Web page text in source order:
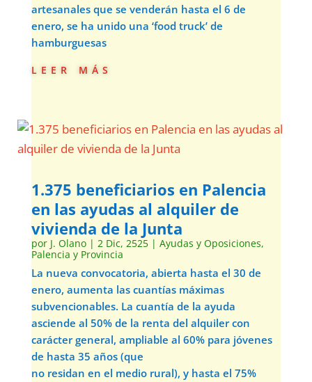
artesanales que se venderán hasta el 6 de
enero, se ha unido una ‘food truck’ de
hamburguesas
leer más
1.375 beneficiarios en Palencia
en las ayudas al alquiler de
vivienda de la Junta
por J. Olano| 2 Dic, 2525| Ayudas y Oposiciones,
Palencia y Provincia
La nueva convocatoria, abierta hasta el 30 de
enero, aumenta las cuantías máximas
subvencionables. La cuantía de la ayuda
asciende al 50% de la renta del alquiler con
carácter general, ampliable al 60% para jóvenes
de hasta 35 años (que
no residan en el medio rural), y hasta el 75%